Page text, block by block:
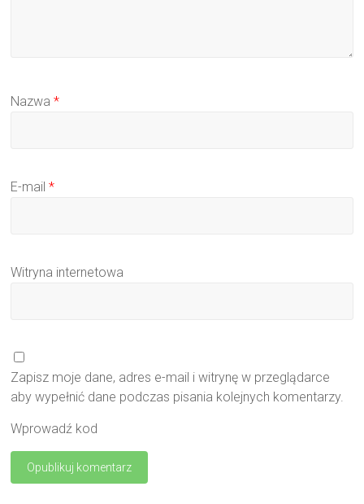
Nazwa*
E-mail*
Witryna internetowa
Zapisz moje dane, adres e-mail i witrynę w przeglądarce
aby wypełnić dane podczas pisania kolejnych komentarzy.
Wprowadź kod